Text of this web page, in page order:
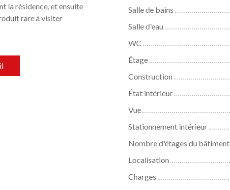
la résidence, et ensuite
rare à visiter
Salle de bains
Salle d'eau
WC
Étage
Construction
État intérieur
Vue
Stationnement intérieur
Nombre d'étages du bâtiment
Localisation
Charges